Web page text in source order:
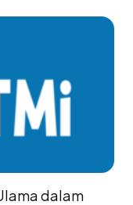
dalam